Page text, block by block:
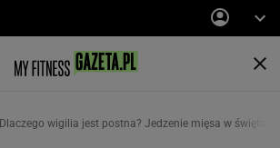
Dlaczego wigilia jest postna? Jedzenie mięsa w święta